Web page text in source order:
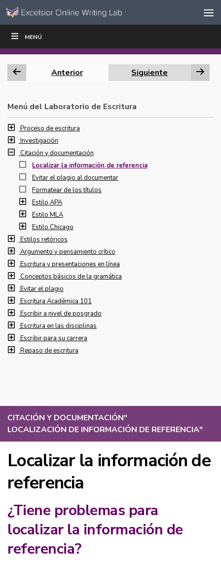
Ir al contenido
navegación
MENÚ
CITACIÓN Y DOCUMENTACIÓN"
LOCALIZACIÓN DE INFORMACIÓN DE REFERENCIA"
Localizar la información de
referencia
¿Tiene problemas para
localizar la información de
referencia?
ESCRIBIR
Anterior Siguiente
Menú del Laboratorio de Escritura
Proceso de escritura
Investigación
Citación y documentación
Localizar la información de referencia
Evitar el plagio al documentar
Formatear de los títulos
Estilo APA
Estilo MLA
Estilo Chicago
Estilos retóricos
Argumento y pensamiento crítico
Escritura y presentaciones en línea
Conceptos básicos de la gramática
Evitar el plagio
Escritura Académica 101
Escribir a nivel de posgrado
Escritura en las disciplinas
Escribir para su carrera
Repaso de escritura